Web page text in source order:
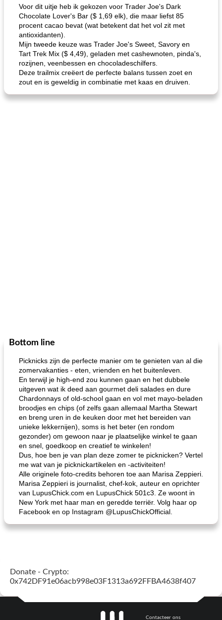
de jamcake van Georgië tennessee blauwe kaasperen kip
Voor dit uitje heb ik gekozen voor Trader Joe's Dark
Chocolate Lover's Bar ($ 1,69 elk), die maar liefst 85
procent cacao bevat (wat betekent dat het vol zit met
antioxidanten).
Mijn tweede keuze was Trader Joe's Sweet, Savory en
Tart Trek Mix ($ 4,49), geladen met cashewnoten, pinda's,
rozijnen, veenbessen en chocoladeschilfers.
Deze trailmix creëert de perfecte balans tussen zoet en
zout en is geweldig in combinatie met kaas en druiven.
Bottom line
Picknicks zijn de perfecte manier om te genieten van al die
zomervakanties - eten, vrienden en het buitenleven.
En terwijl je high-end zou kunnen gaan en het dubbele
uitgeven wat ik deed aan gourmet deli salades en dure
Chardonnays of old-school gaan en vol met mayo-beladen
broodjes en chips (of zelfs gaan allemaal Martha Stewart
en breng uren in de keuken door met het bereiden van
unieke lekkernijen), soms is het beter (en rondom
gezonder) om gewoon naar je plaatselijke winkel te gaan
en snel, goedkoop en creatief te winkelen!
Dus, hoe ben je van plan deze zomer te picknicken? Vertel
me wat van je picknickartikelen en -activiteiten!
Alle originele foto-credits behoren toe aan Marisa Zeppieri.
Marisa Zeppieri is journalist, chef-kok, auteur en oprichter
van LupusChick.com en LupusChick 501c3. Ze woont in
New York met haar man en geredde terriër. Volg haar op
Facebook en op Instagram @LupusChickOfficial.
Donate - Crypto:
0x742DF91e06acb998e03F1313a692FFBA4638f407
Contacteer ons